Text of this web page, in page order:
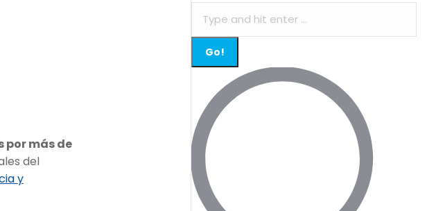
por más de
del
y